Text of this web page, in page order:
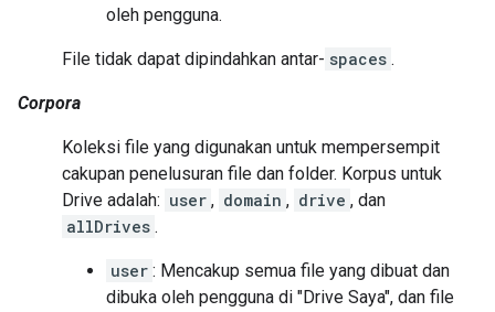
oleh pengguna.
File tidak dapat dipindahkan antar- spaces .
Corpora
Koleksi file yang digunakan untuk mempersempit
cakupan penelusuran file dan folder. Korpus untuk
Drive adalah: user , domain , drive , dan
allDrives .
user : Mencakup semua file yang dibuat dan
dibuka oleh pengguna di "Drive Saya", dan file